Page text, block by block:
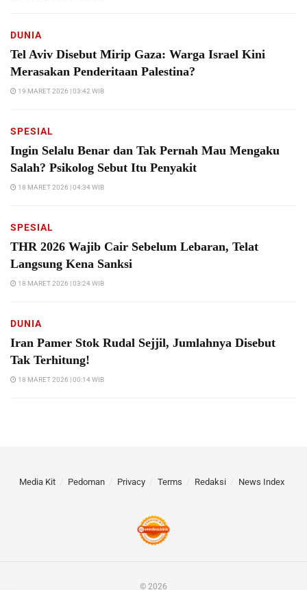
DUNIA
Tel Aviv Disebut Mirip Gaza: Warga Israel Kini
Merasakan Penderitaan Palestina?
19 MARET 2026 | 03:42 WIB
SPESIAL
Ingin Selalu Benar dan Tak Pernah Mau Mengaku
Salah? Psikolog Sebut Itu Penyakit
18 MARET 2026 | 04:34 WIB
SPESIAL
THR 2026 Wajib Cair Sebelum Lebaran, Telat
Langsung Kena Sanksi
18 MARET 2026 | 03:24 WIB
DUNIA
Iran Pamer Stok Rudal Sejjil, Jumlahnya Disebut
Tak Terhitung!
18 MARET 2026 | 00:14 WIB
Media Kit Pedoman Privacy Terms Redaksi News Index
© 2026